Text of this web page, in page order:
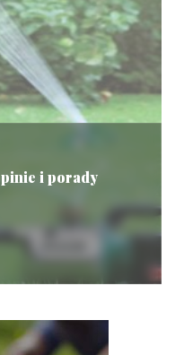
i porady